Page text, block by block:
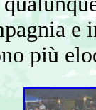
e
più